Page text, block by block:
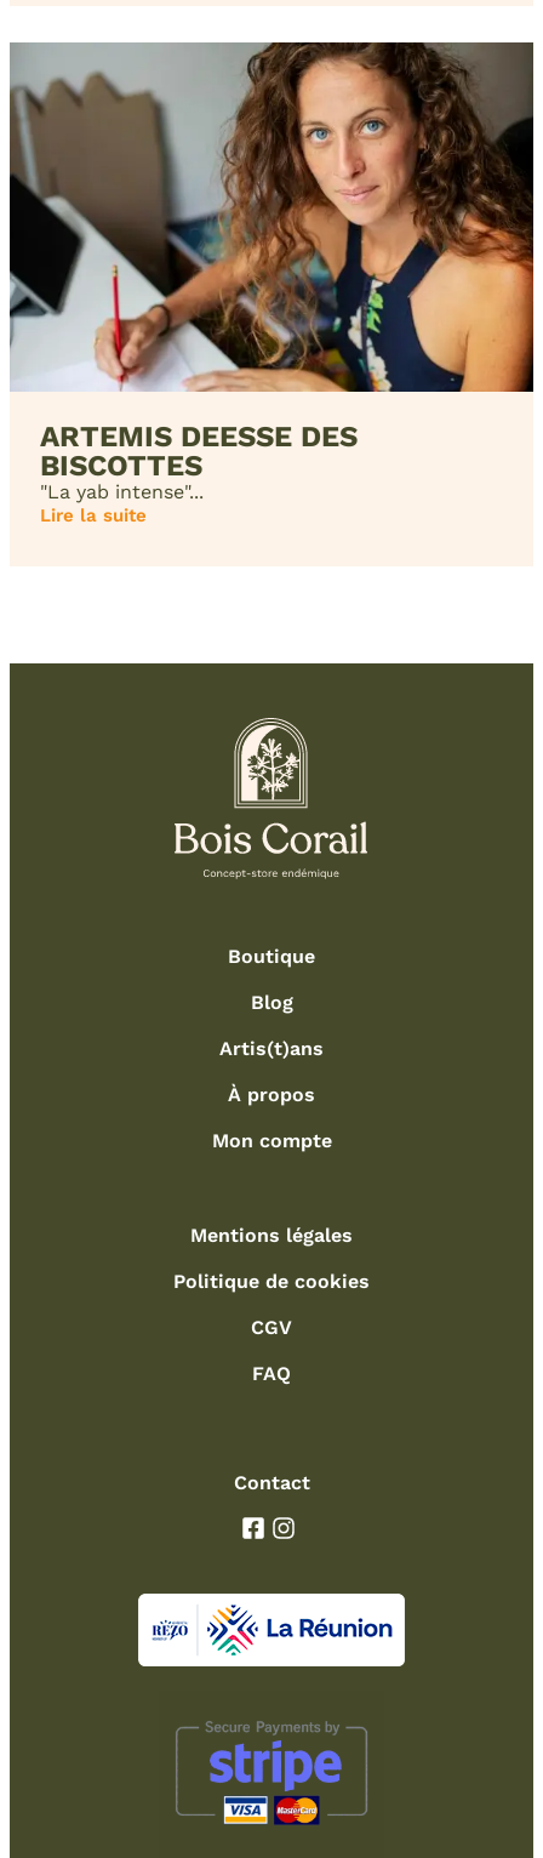
ARTEMIS DEESSE DES
BISCOTTES
"La yab intense"...
Lire la suite
Boutique
Blog
Artis(t)ans
À propos
Mon compte
Mentions légales
Politique de cookies
CGV
FAQ
Contact